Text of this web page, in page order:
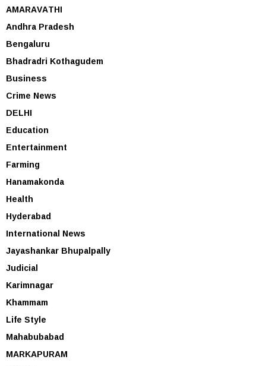
AMARAVATHI
Andhra Pradesh
Bengaluru
Bhadradri Kothagudem
Business
Crime News
DELHI
Education
Entertainment
Farming
Hanamakonda
Health
Hyderabad
International News
Jayashankar Bhupalpally
Judicial
Karimnagar
Khammam
Life Style
Mahabubabad
MARKAPURAM